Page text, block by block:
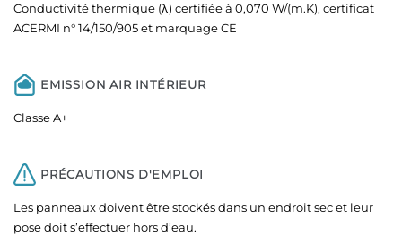
Conductivité thermique (λ) certifiée à 0,070 W/(m.K), certificat
ACERMI n° 14/150/905 et marquage CE
EMISSION AIR INTÉRIEUR
Classe A+
PRÉCAUTIONS D'EMPLOI
Les panneaux doivent être stockés dans un endroit sec et leur
pose doit s’effectuer hors d’eau.